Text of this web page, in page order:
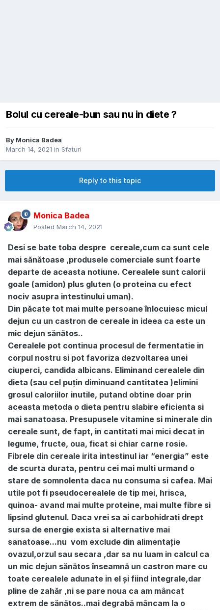
Bolul cu cereale-bun sau nu in diete ?
By Monica Badea
March 14, 2021 in Sfaturi
Reply to this topic
Monica Badea
Posted March 14, 2021
Desi se bate toba despre cereale,cum ca sunt cele
mai sănătoase ,produsele comerciale sunt foarte
departe de aceasta notiune. Cerealele sunt calorii
goale (amidon) plus gluten (o proteina cu efect
nociv asupra intestinului uman).
Din păcate tot mai multe persoane înlocuiesc micul
dejun cu un castron de cereale in ideea ca este un
mic dejun sănătos..
Cerealele pot continua procesul de fermentatie in
corpul nostru si pot favoriza dezvoltarea unei
ciuperci, candida albicans. Eliminand cerealele din
dieta (sau cel puțin diminuand cantitatea )elimini
grosul caloriilor inutile, putand obtine doar prin
aceasta metoda o dieta pentru slabire eficienta si
mai sanatoasa. Presupusele vitamine si minerale din
cereale sunt, de fapt, in cantitati mai mici decat in
legume, fructe, oua, ficat si chiar carne rosie.
Fibrele din cereale irita intestinul iar “energia” este
de scurta durata, pentru cei mai multi urmand o
stare de somnolenta daca nu consuma si cafea. Mai
utile pot fi pseudocerealele de tip mei, hrisca,
quinoa- avand mai multe proteine, mai multe fibre si
lipsind glutenul. Daca vrei sa ai carbohidrati drept
sursa de energie exista si alternative mai
sanatoase...nu vom exclude din alimentație
ovazul,orzul sau secara ,dar sa nu luam in calcul ca
un mic dejun sănătos înseamnă un castron mare cu
toate cerealele adunate in el și fiind integrale,dar
pline de zahăr ,ni se pare noua ca am mâncat
extrem de sănătos..mai degrabă mâncam la o